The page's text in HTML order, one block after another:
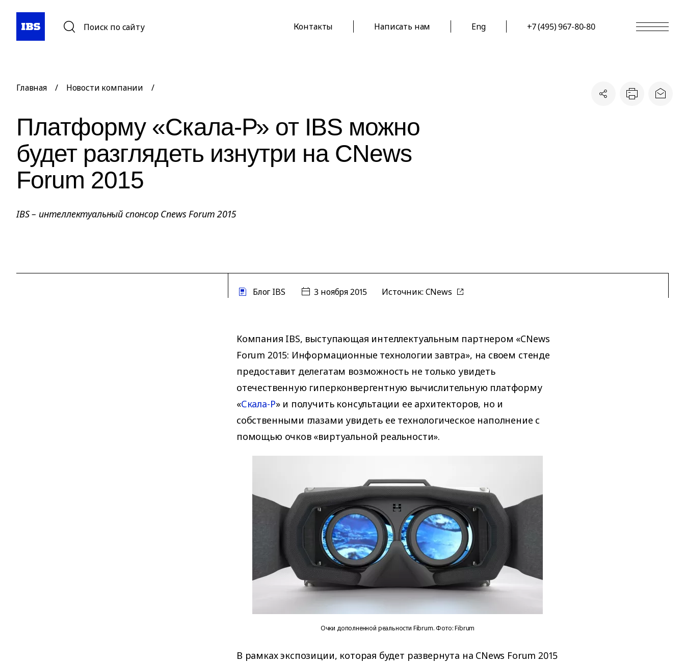
Поиск по сайту Контакты Написать нам Eng +7 (495) 967-80-80
Главная / Новости компании /
Платформу «Скала-Р» от IBS можно
будет разглядеть изнутри на CNews
Forum 2015
IBS – интеллектуальный спонсор Cnews Forum 2015
Блог IBS 3 ноября 2015 Источник: CNews
Компания IBS, выступающая интеллектуальным партнером «CNews
Forum 2015: Информационные технологии завтра», на своем стенде
предоставит делегатам возможность не только увидеть
отечественную гиперконвергентную вычислительную платформу
«Скала-Р» и получить консультации ее архитекторов, но и
собственными глазами увидеть ее технологическое наполнение с
помощью очков «виртуальной реальности».
Очки дополненной реальности Fibrum. Фото: Fibrum
В рамках экспозиции, которая будет развернута на CNews Forum 2015